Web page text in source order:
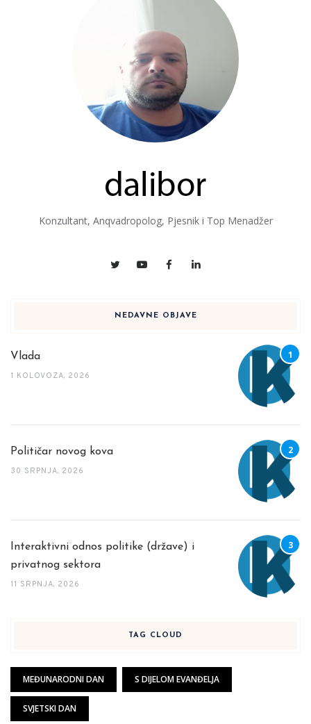
Konzultant, Anqvadropolog, Pjesnik i Top Menadžer
NEDAVNE OBJAVE
Vlada
1 KOLOVOZA, 2026
Političar novog kova
30 SRPNJA, 2026
Interaktivni odnos politike (države) i
privatnog sektora
11 SRPNJA, 2026
TAG CLOUD
MEĐUNARODNI DAN S DIJELOM EVANĐELJA
SVJETSKI DAN